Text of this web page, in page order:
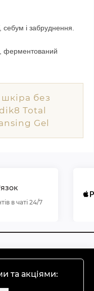
і забруднення.
ферментований
без
Total
Gel
в чаті 24/7
та акціями: